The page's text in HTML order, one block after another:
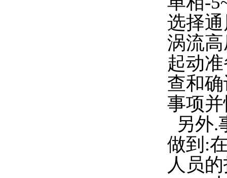
选择
涡流
起动
查和
事项
另外.
做到:
人员